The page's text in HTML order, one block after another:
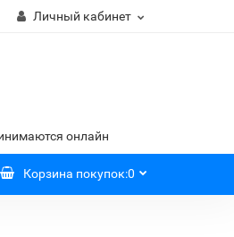
Личный кабинет
онлайн
Корзина покупок:0